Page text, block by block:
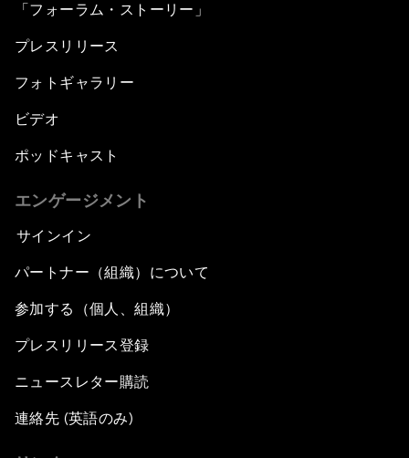
「フォーラム・ストーリー」
プレスリリース
フォトギャラリー
ビデオ
ポッドキャスト
エンゲージメント
サインイン
パートナー（組織）について
参加する（個人、組織）
プレスリリース登録
ニュースレター購読
連絡先 (英語のみ)